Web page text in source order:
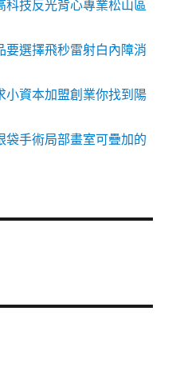
技反光背心專業松山區
要選擇飛秒雷射白內障消
小資本加盟創業你找到陽
袋手術局部畫室可疊加的